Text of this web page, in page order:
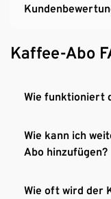
Kaffee-Abo
Wie funktioniert
Wie kann ich
Abo hinzufügen?
Wie oft wird der